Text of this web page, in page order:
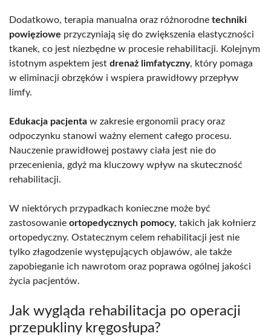
Dodatkowo, terapia manualna oraz różnorodne techniki
powięziowe przyczyniają się do zwiększenia elastyczności
tkanek, co jest niezbędne w procesie rehabilitacji. Kolejnym
istotnym aspektem jest drenaż limfatyczny, który pomaga
w eliminacji obrzęków i wspiera prawidłowy przepływ
limfy.
Edukacja pacjenta w zakresie ergonomii pracy oraz
odpoczynku stanowi ważny element całego procesu.
Nauczenie prawidłowej postawy ciała jest nie do
przecenienia, gdyż ma kluczowy wpływ na skuteczność
rehabilitacji.
W niektórych przypadkach konieczne może być
zastosowanie ortopedycznych pomocy, takich jak kołnierz
ortopedyczny. Ostatecznym celem rehabilitacji jest nie
tylko złagodzenie występujących objawów, ale także
zapobieganie ich nawrotom oraz poprawa ogólnej jakości
życia pacjentów.
Jak wygląda rehabilitacja po operacji
przepukliny kręgosłupa?